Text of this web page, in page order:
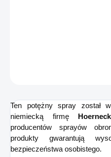
Ten potężny spray został
niemiecką firmę
producentów sprayów
produkty gwarantują
bezpieczeństwa osobistego.